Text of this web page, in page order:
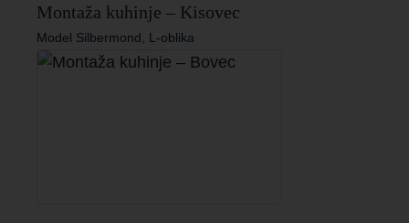
Montaža kuhinje – Kisovec
Model Silbermond, L-oblika